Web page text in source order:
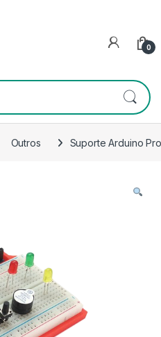
0
Outros Suporte Arduino